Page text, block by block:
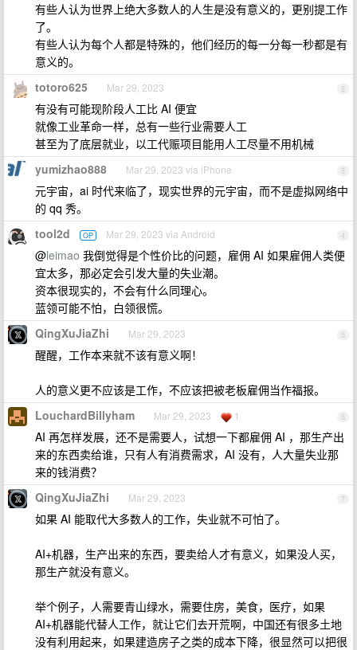
有些人认为世界上绝大多数人的人生是没有意义的，更别提工作
了。
有些人认为每个人都是特殊的，他们经历的每一分每一秒都是有
意义的。
2
totoro625 Mar 29, 2023
有没有可能现阶段人工比 AI 便宜
就像工业革命一样，总有一些行业需要人工
甚至为了底层就业，以工代赈项目能用人工尽量不用机械
3
yumizhao888 Mar 29, 2023 via iPhone
元宇宙，ai 时代来临了，现实世界的元宇宙，而不是虚拟网络中
的 qq 秀。
4
tool2d OP Mar 29, 2023 via Android
@leimao 我倒觉得是个性价比的问题，雇佣 AI 如果雇佣人类便
宜太多，那必定会引发大量的失业潮。
资本很现实的，不会有什么同理心。
蓝领可能不怕，白领很慌。
5
QingXuJiaZhi Mar 29, 2023
醒醒，工作本来就不该有意义啊！
人的意义更不应该是工作，不应该把被老板雇佣当作福报。
6
LouchardBillyham Mar 29, 2023 1
AI 再怎样发展，还不是需要人，试想一下都雇佣 AI ，那生产出
来的东西卖给谁，只有人有消费需求，AI 没有，人大量失业那
来的钱消费？
7
QingXuJiaZhi Mar 29, 2023
如果 AI 能取代大多数人的工作，失业就不可怕了。
AI+机器，生产出来的东西，要卖给人才有意义，如果没人买，
那生产就没有意义。
举个例子，人需要青山绿水，需要住房，美食，医疗，如果
AI+机器能代替人工作，就让它们去开荒啊，中国还有很多土地
没有利用起来，如果建造房子之类的成本下降，很显然可以把很